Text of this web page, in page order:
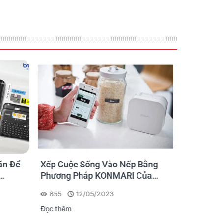
Để
Xếp Cuộc Sống Vào Nếp Bằng
Phương Pháp KONMARI Của
855
12/05/2023
Đọc thêm